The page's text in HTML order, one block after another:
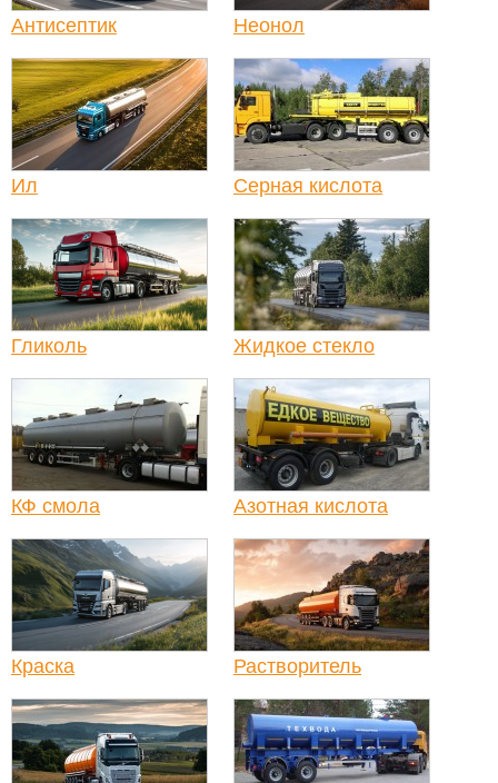
Антисептик Неонол
Ил Серная кислота
Гликоль Жидкое стекло
КФ смола Азотная кислота
Краска Растворитель